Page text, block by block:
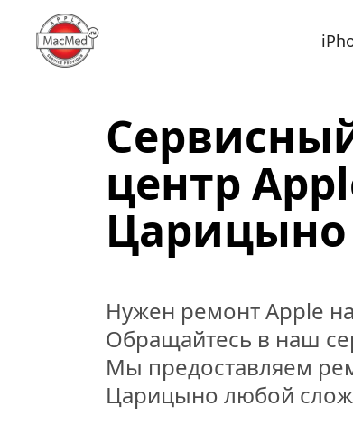
центр
Царицыно
Нужен ремонт Apple
Обращайтесь в наш
Мы предоставляем
Царицыно любой